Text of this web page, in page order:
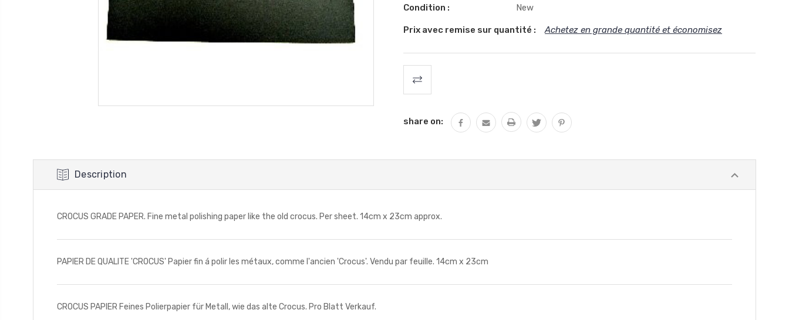
Condition : New
Prix avec remise sur quantité : Achetez en grande quantité et économisez
actuel
:
share on:
Description
CROCUS GRADE PAPER. Fine metal polishing paper like the old crocus. Per sheet. 14cm x 23cm approx.
PAPIER DE QUALITE 'CROCUS' Papier fin á polir les métaux, comme l'ancien 'Crocus'. Vendu par feuille. 14cm x 23cm
CROCUS PAPIER Feines Polierpapier für Metall, wie das alte Crocus. Pro Blatt Verkauf.